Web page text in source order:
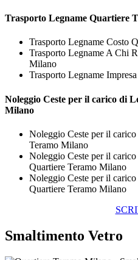
Trasporto Legname Quartiere
Trasporto Legname Costo
Trasporto Legname A Chi
Milano
Trasporto Legname
Noleggio Ceste per il carico di
Milano
Noleggio Ceste per il
Teramo Milano
Noleggio Ceste per il
Quartiere Teramo Milano
Noleggio Ceste per il
Quartiere Teramo Milano
Smaltimento Vetro